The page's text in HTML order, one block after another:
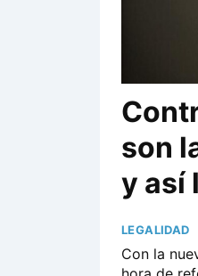
son
y así
LEGALIDAD
Con la